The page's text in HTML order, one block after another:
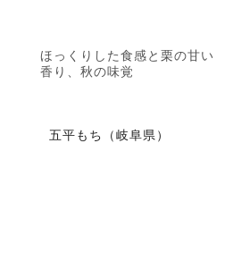
ほっくりした食感と栗の甘い
香り、秋の味覚
五平もち（岐阜県）